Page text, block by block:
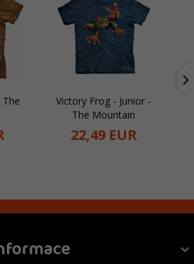
The
Victory Frog - Junior -
The Mountain
22,49 EUR